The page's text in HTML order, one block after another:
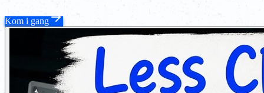
Kom i gang